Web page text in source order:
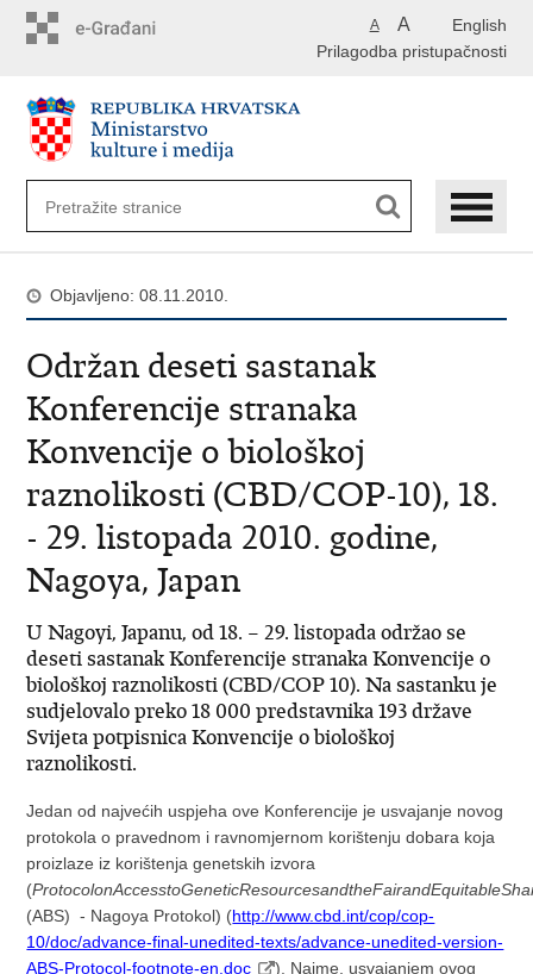
English
A A
Prilagodba pristupačnosti
Objavljeno: 08.11.2010.
Održan deseti sastanak
Konferencije stranaka
Konvencije o biološkoj
raznolikosti (CBD/COP-10), 18.
- 29. listopada 2010. godine,
Nagoya, Japan
U Nagoyi, Japanu, od 18. – 29. listopada održao se
deseti sastanak Konferencije stranaka Konvencije o
biološkoj raznolikosti (CBD/COP 10). Na sastanku je
sudjelovalo preko 18 000 predstavnika 193 države
Svijeta potpisnica Konvencije o biološkoj
raznolikosti.
Jedan od najvećih uspjeha ove Konferencije je usvajanje novog
protokola o pravednom i ravnomjernom korištenju dobara koja
proizlaze iz korištenja genetskih izvora
(ProtocolonAccesstoGeneticResourcesandtheFairandEquitable
(ABS) - Nagoya Protokol) (http://www.cbd.int/cop/cop-
10/doc/advance-final-unedited-texts/advance-unedited-version-
ABS-Protocol-footnote-en.doc
). Naime, usvajanjem ovog